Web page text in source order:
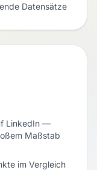
Datensätze
LinkedIn —
Maßstab
im Vergleich